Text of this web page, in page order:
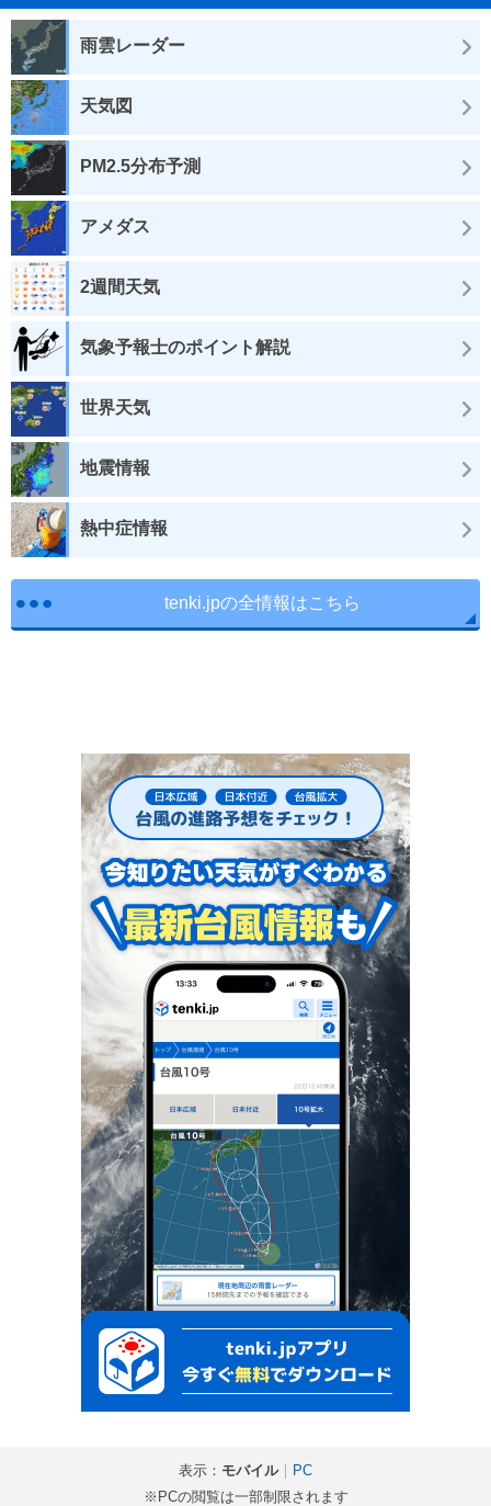
雨雲レーダー
天気図
PM2.5分布予測
アメダス
2週間天気
気象予報士のポイント解説
世界天気
地震情報
熱中症情報
tenki.jpの全情報はこちら
表示： モバイル｜
PC
※PCの閲覧は一部制限されます